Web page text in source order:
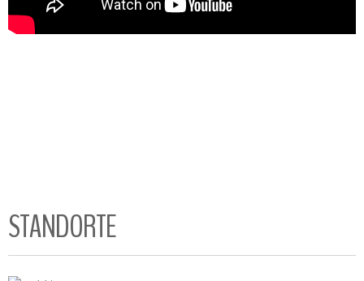
STANDORTE